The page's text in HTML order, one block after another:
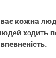
кожна
ходить